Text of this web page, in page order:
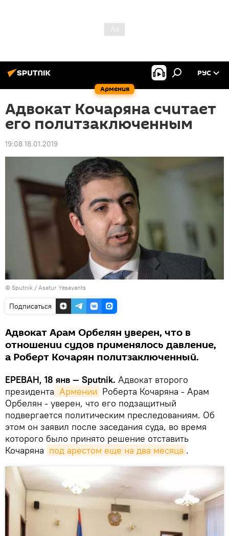
Армения
РУС
Адвокат Кочаряна считает
его политзаключенным
19:08 18.01.2019
© Sputnik / Asatur Yesayants
Подписаться
Адвокат Арам Орбелян уверен, что в
отношении судов применялось давление,
а Роберт Кочарян политзаключенный.
ЕРЕВАН, 18 янв — Sputnik. Адвокат второго
президента Армении Роберта Кочаряна - Арам
Орбелян - уверен, что его подзащитный
подвергается политическим преследованиям. Об
этом он заявил после заседания суда, во время
которого было принято решение отставить
Кочаряна под арестом еще на два месяца .